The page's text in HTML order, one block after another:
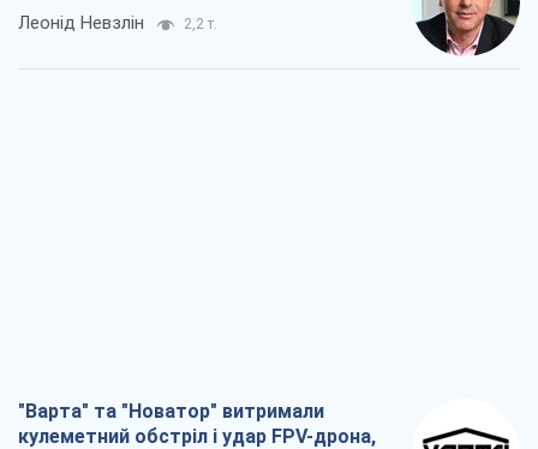
Леонід Невзлін 2,2 т.
"Варта" та "Новатор" витримали
кулеметний обстріл і удар FPV-дрона,